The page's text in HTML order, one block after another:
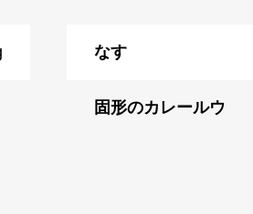
なす
固形のカレールウ